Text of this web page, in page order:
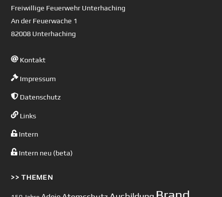
Freiwillige Feuerwehr Unterhaching
An der Feuerwache 1
82008 Unterhaching
Kontakt
Impressum
Datenschutz
Links
Intern
Intern neu (beta)
>> THEMEN